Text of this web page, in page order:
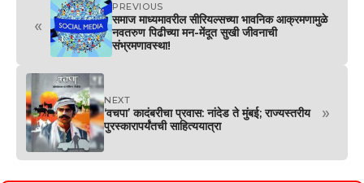
«
PREVIOUS
समाज माध्यमावरील सीरियल्सच्या भावनिक आक्रमणामुळे
नवतरुण पिढीच्या मन-मेंदूत सुखी जीवनाची
संभ्रमणावस्था!
NEXT
‘वचपा’ कादंबरीचा प्रवास: नांदेड ते मुंबई; राज्यस्तरीय
पुरस्कारापर्यंतची साहित्ययात्रा
»